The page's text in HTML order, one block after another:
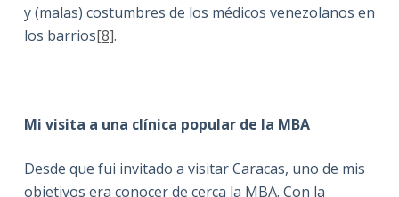
y (malas) costumbres de los médicos venezolanos en
los barrios[8].
Mi visita a una clínica popular de la MBA
Desde que fui invitado a visitar Caracas, uno de mis
objetivos era conocer de cerca la MBA. Con la